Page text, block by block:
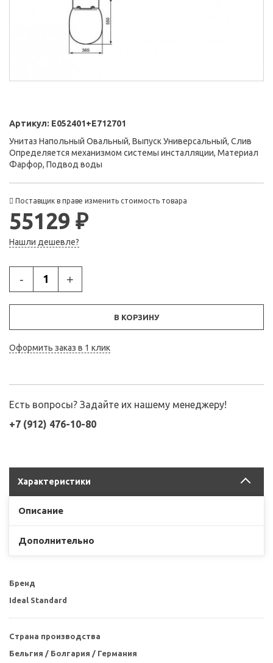
Артикул: E052401+E712701
Унитаз Напольный Овальный, Выпуск Универсальный, Слив
Определяется механизмом системы инсталляции, Материал
Фарфор, Подвод воды
Поставщик в праве изменить стоимость товара
55129 ₽
Нашли дешевле?
- +
В КОРЗИНУ
Оформить заказ в 1 клик
Есть вопросы? Задайте их нашему менеджеру!
+7 (912) 476-10-80
Характеристики
Описание
Дополнительно
Бренд
Ideal Standard
Страна производства
Бельгия / Болгария / Германия